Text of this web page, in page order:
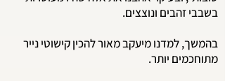
בשבבי זהבים ונוצצים.
בהמשך, למדנו מיעקב מאור להכין קישוטי נייר
מתוחכמים יותר.